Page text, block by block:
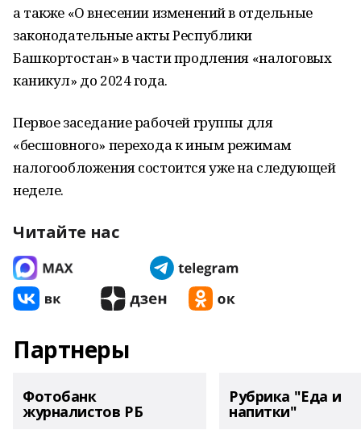
а также «О внесении изменений в отдельные
законодательные акты Республики
Башкортостан» в части продления «налоговых
каникул» до 2024 года.
Первое заседание рабочей группы для
«бесшовного» перехода к иным режимам
налогообложения состоится уже на следующей
неделе.
Читайте нас
Партнеры
Фотобанк
журналистов РБ
Рубрика "Еда и
напитки"